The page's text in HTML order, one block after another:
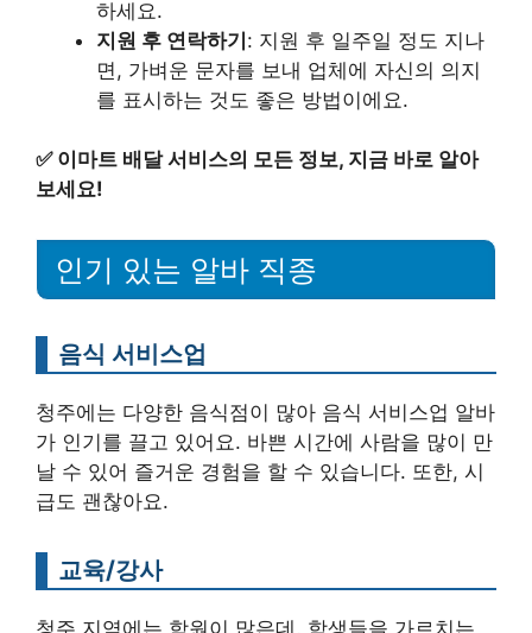
하세요.
지원 후 연락하기: 지원 후 일주일 정도 지나
면, 가벼운 문자를 보내 업체에 자신의 의지
를 표시하는 것도 좋은 방법이에요.
✅ 이마트 배달 서비스의 모든 정보, 지금 바로 알아
보세요!
인기 있는 알바 직종
음식 서비스업
청주에는 다양한 음식점이 많아 음식 서비스업 알바
가 인기를 끌고 있어요. 바쁜 시간에 사람을 많이 만
날 수 있어 즐거운 경험을 할 수 있습니다. 또한, 시
급도 괜찮아요.
교육/강사
청주 지역에는 학원이 많은데, 학생들을 가르치는